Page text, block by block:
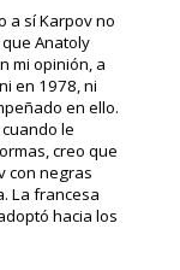
a sí Karpov no
Anatoly
mi opinión, a
en 1978, ni
en ello.
le
creo que
con negras
La francesa
hacia los